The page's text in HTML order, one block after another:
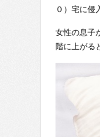
０）宅に侵
女性の息子
階に上がる